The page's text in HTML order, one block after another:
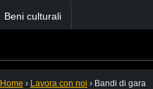
Beni culturali
Home › Lavora con noi › Bandi di gara